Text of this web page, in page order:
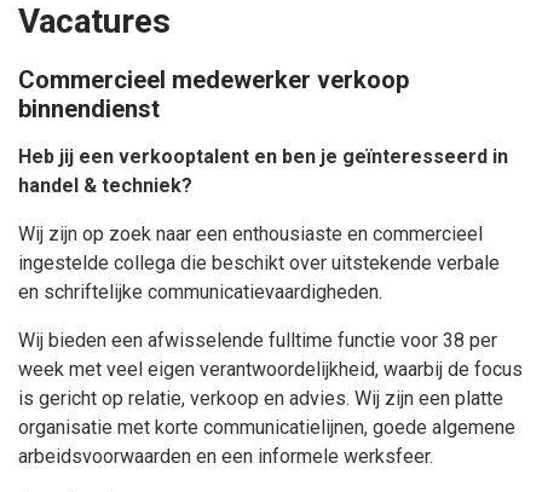
Vacatures
Commercieel medewerker verkoop
binnendienst
Heb jij een verkooptalent en ben je geïnteresseerd in
handel & techniek?
Wij zijn op zoek naar een enthousiaste en commercieel
ingestelde collega die beschikt over uitstekende verbale
en schriftelijke communicatievaardigheden.
Wij bieden een afwisselende fulltime functie voor 38 per
week met veel eigen verantwoordelijkheid, waarbij de focus
is gericht op relatie, verkoop en advies. Wij zijn een platte
organisatie met korte communicatielijnen, goede algemene
arbeidsvoorwaarden en een informele werksfeer.